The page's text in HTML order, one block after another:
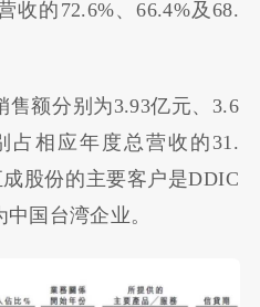
收的72.6%、66.4%及68.
售额分别为3.93亿元、 3.6
占相应年度总营收的31.
股份的主要客户是DDIC
国台湾企业。